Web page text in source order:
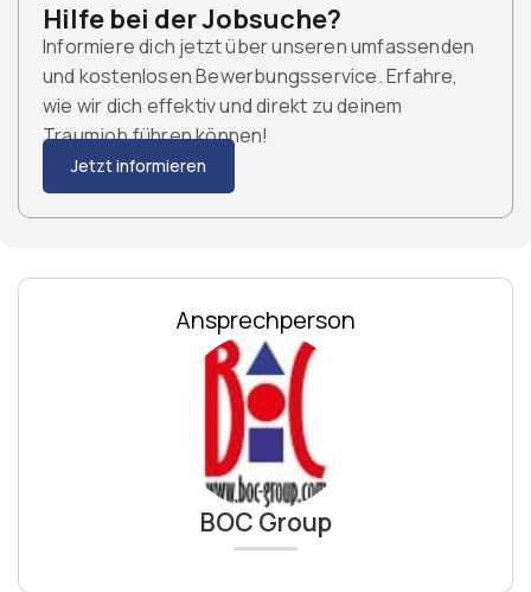
Hilfe bei der Jobsuche?
Informiere dich jetzt über unseren umfassenden
und kostenlosen Bewerbungsservice. Erfahre,
wie wir dich effektiv und direkt zu deinem
Traumjob führen können!
Jetzt informieren
Ansprechperson
BOC Group